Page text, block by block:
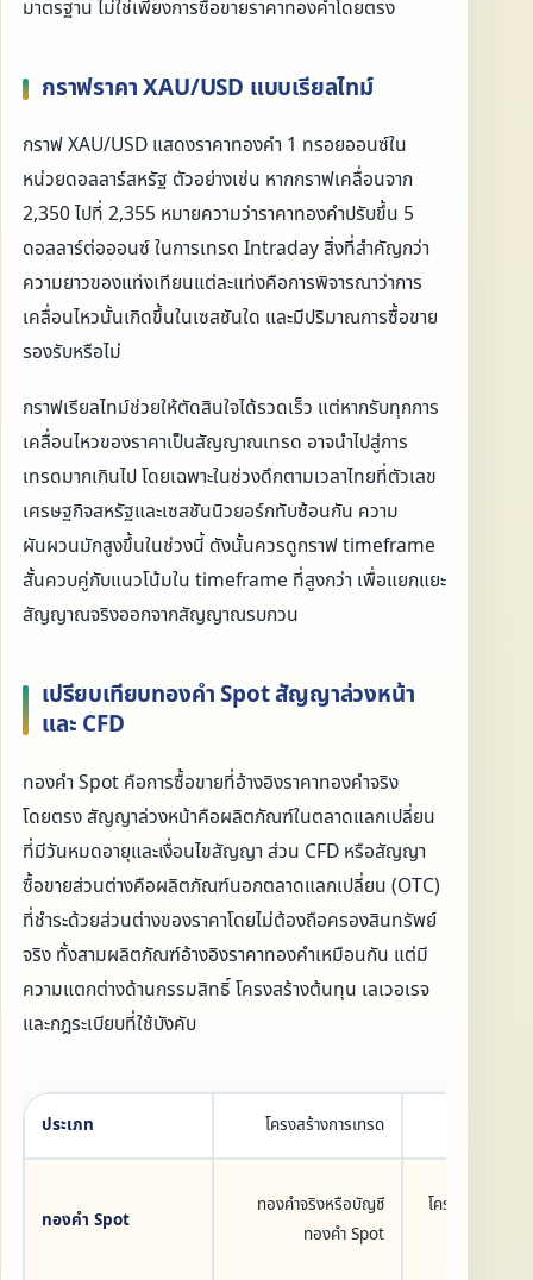
มาตรฐาน ไม่ใช่เพียงการซื้อขายราคาทองคำโดยตรง
กราฟราคา XAU/USD แบบเรียลไทม์
กราฟ XAU/USD แสดงราคาทองคำ 1 ทรอยออนซ์ใน
หน่วยดอลลาร์สหรัฐ ตัวอย่างเช่น หากกราฟเคลื่อนจาก
2,350 ไปที่ 2,355 หมายความว่าราคาทองคำปรับขึ้น 5
ดอลลาร์ต่อออนซ์ ในการเทรด Intraday สิ่งที่สำคัญกว่า
ความยาวของแท่งเทียนแต่ละแท่งคือการพิจารณาว่าการ
เคลื่อนไหวนั้นเกิดขึ้นในเซสชันใด และมีปริมาณการซื้อขาย
รองรับหรือไม่
กราฟเรียลไทม์ช่วยให้ตัดสินใจได้รวดเร็ว แต่หากรับทุกการ
เคลื่อนไหวของราคาเป็นสัญญาณเทรด อาจนำไปสู่การ
เทรดมากเกินไป โดยเฉพาะในช่วงดึกตามเวลาไทยที่ตัวเลข
เศรษฐกิจสหรัฐและเซสชันนิวยอร์กทับซ้อนกัน ความ
ผันผวนมักสูงขึ้นในช่วงนี้ ดังนั้นควรดูกราฟ timeframe
สั้นควบคู่กับแนวโน้มใน timeframe ที่สูงกว่า เพื่อแยกแยะ
สัญญาณจริงออกจากสัญญาณรบกวน
เปรียบเทียบทองคำ Spot สัญญาล่วงหน้า
และ CFD
ทองคำ Spot คือการซื้อขายที่อ้างอิงราคาทองคำจริง
โดยตรง สัญญาล่วงหน้าคือผลิตภัณฑ์ในตลาดแลกเปลี่ยน
ที่มีวันหมดอายุและเงื่อนไขสัญญา ส่วน CFD หรือสัญญา
ซื้อขายส่วนต่างคือผลิตภัณฑ์นอกตลาดแลกเปลี่ยน (OTC)
ที่ชำระด้วยส่วนต่างของราคาโดยไม่ต้องถือครองสินทรัพย์
จริง ทั้งสามผลิตภัณฑ์อ้างอิงราคาทองคำเหมือนกัน แต่มี
ความแตกต่างด้านกรรมสิทธิ์ โครงสร้างต้นทุน เลเวอเรจ
และกฎระเบียบที่ใช้บังคับ
ประเภท โครงสร้างการเทรด
ทองคำ Spot
ทองคำจริงหรือบัญชี
ทองคำ Spot
โครงสร้างค่อนข้